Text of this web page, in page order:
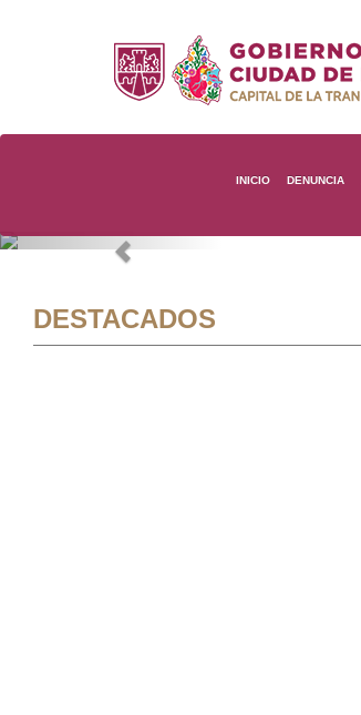
INICIO DENUNCIA
Previous
DESTACADOS